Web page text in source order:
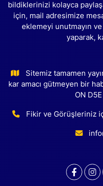
bildiklerinizi kolayca
için, mail adresimize
eklemeyi unutmayın
yaparak,
Sitemiz tamamen
kar amacı gütmeyen bir
ON
Fikir ve Görüşleriniz